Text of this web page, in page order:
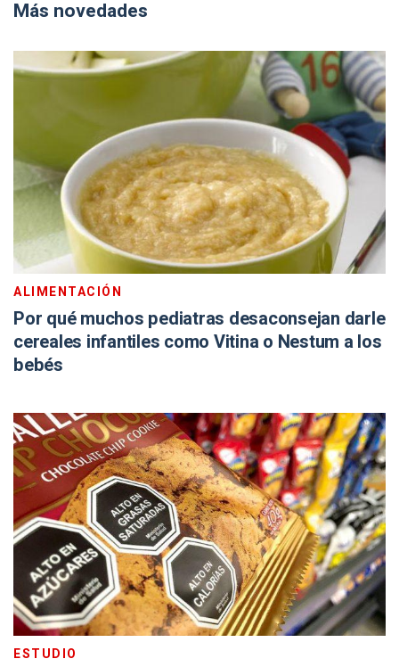
Más novedades
ALIMENTACIÓN
Por qué muchos pediatras desaconsejan darle
cereales infantiles como Vitina o Nestum a los
bebés
ESTUDIO